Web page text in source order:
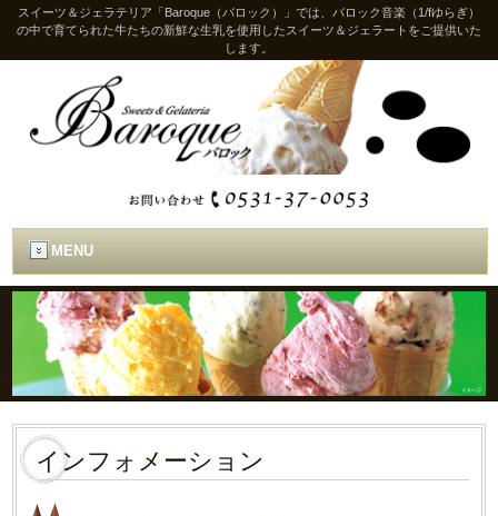
スイーツ＆ジェラテリア「Baroque（バロック）」では、バロック音楽（1/fゆらぎ）
の中で育てられた牛たちの新鮮な生乳を使用したスイーツ＆ジェラートをご提供いた
します。
MENU
インフォメーション